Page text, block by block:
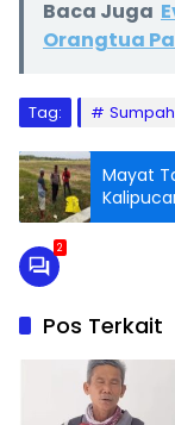
Baca Juga
Orangtua
Tag:
Mayat
2
Pos Terkait